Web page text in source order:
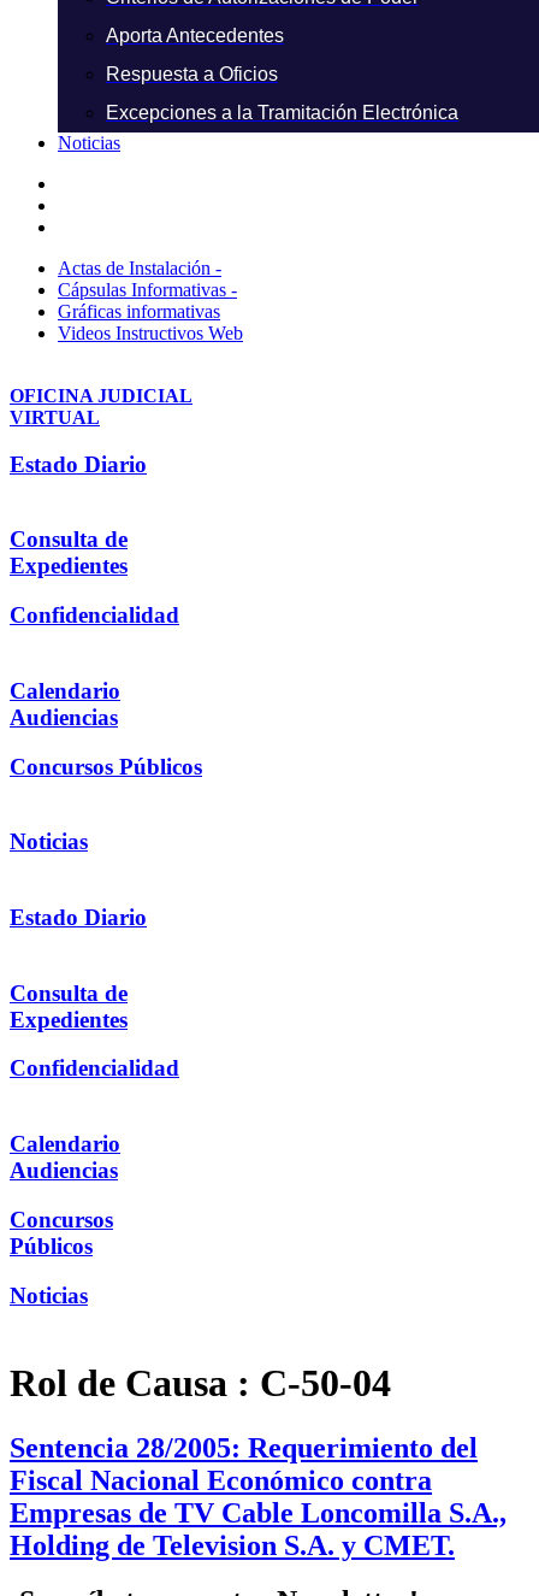
Aporta Antecedentes
Respuesta a Oficios
Excepciones a la Tramitación Electrónica
Noticias
Actas de Instalación -
Cápsulas Informativas -
Gráficas informativas
Videos Instructivos Web
OFICINA JUDICIAL
VIRTUAL
Estado Diario
Consulta de
Expedientes
Confidencialidad
Calendario
Audiencias
Concursos Públicos
Noticias
Estado Diario
Consulta de
Expedientes
Confidencialidad
Calendario
Audiencias
Concursos
Públicos
Noticias
Rol de Causa : C-50-04
Sentencia 28/2005: Requerimiento del
Fiscal Nacional Económico contra
Empresas de TV Cable Loncomilla S.A.,
Holding de Television S.A. y CMET.